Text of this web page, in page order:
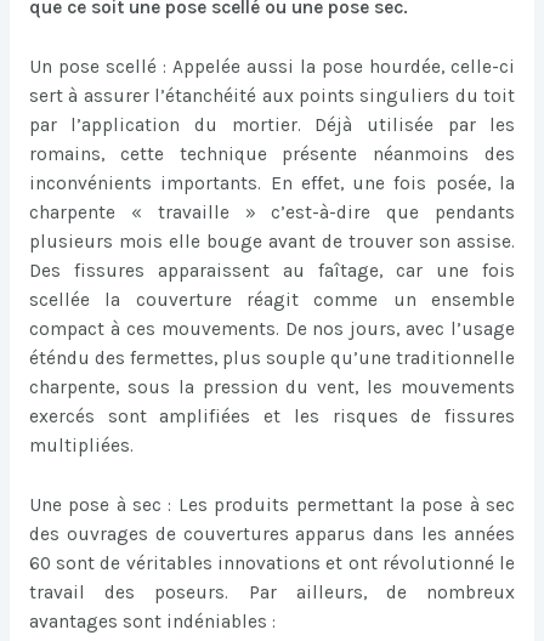
que ce soit une pose scellé ou une pose sec.
Un pose scellé : Appelée aussi la pose hourdée, celle-ci
sert à assurer l’étanchéité aux points singuliers du toit
par l’application du mortier. Déjà utilisée par les
romains, cette technique présente néanmoins des
inconvénients importants. En effet, une fois posée, la
charpente « travaille » c’est-à-dire que pendants
plusieurs mois elle bouge avant de trouver son assise.
Des fissures apparaissent au faîtage, car une fois
scellée la couverture réagit comme un ensemble
compact à ces mouvements. De nos jours, avec l’usage
éténdu des fermettes, plus souple qu’une traditionnelle
charpente, sous la pression du vent, les mouvements
exercés sont amplifiées et les risques de fissures
multipliées.
Une pose à sec : Les produits permettant la pose à sec
des ouvrages de couvertures apparus dans les années
60 sont de véritables innovations et ont révolutionné le
travail des poseurs. Par ailleurs, de nombreux
avantages sont indéniables :